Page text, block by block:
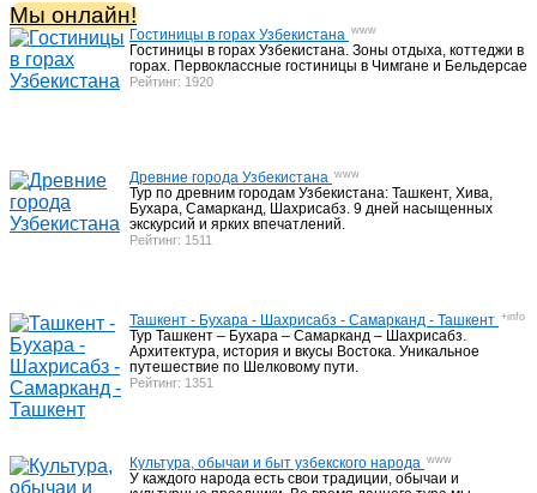
Иссык-Куль. Санатории
Гостиницы на побережье Иссык-Куля 14
Фанские горы, треки, восхождения
Активный отдых Узбекистан 27
Мы онлайн!
Гостиницы в горах Узбекистана www
Гостиницы в горах Узбекистана. Зоны отдыха, коттеджи в
горах. Первоклассные гостиницы в Чимгане и Бельдерсае
Рейтинг: 1920
Древние города Узбекистана www
Тур по древним городам Узбекистана: Ташкент, Хива,
Бухара, Самарканд, Шахрисабз. 9 дней насыщенных
экскурсий и ярких впечатлений.
Рейтинг: 1511
Ташкент - Бухара - Шахрисабз - Самарканд - Ташкент +info
Тур Ташкент – Бухара – Самарканд – Шахрисабз.
Архитектура, история и вкусы Востока. Уникальное
путешествие по Шелковому пути.
Рейтинг: 1351
Культура, обычаи и быт узбекского народа www
У каждого народа есть свои традиции, обычаи и